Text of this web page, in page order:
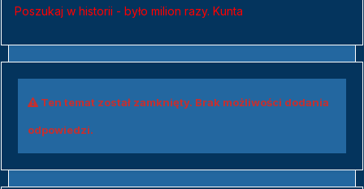
Poszukaj w historii - było milion razy. Kunta
Ten temat został zamknięty. Brak możliwości dodania
odpowiedzi.